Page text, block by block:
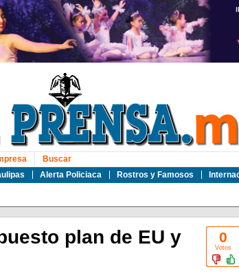
Alerta Policiaca Rostros y Famosos
Buscar
0
Votos
plan de EU y